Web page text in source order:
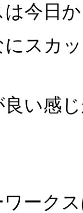
は今日
スカ
良い感
ーク